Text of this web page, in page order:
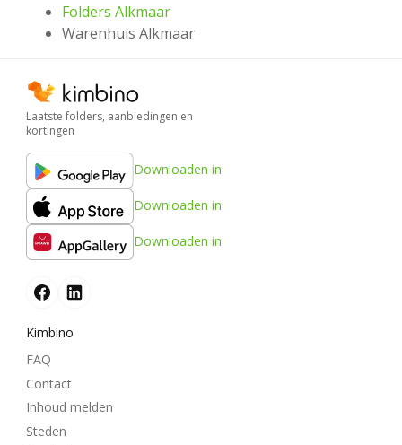
Folders Alkmaar
Warenhuis Alkmaar
Laatste folders, aanbiedingen en
kortingen
Downloaden in
Downloaden in
Downloaden in
Kimbino
FAQ
Contact
Inhoud melden
Steden